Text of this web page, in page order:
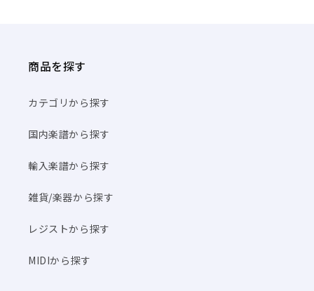
商品を探す
カテゴリから探す
国内楽譜から探す
輸入楽譜から探す
雑貨/楽器から探す
レジストから探す
MIDIから探す